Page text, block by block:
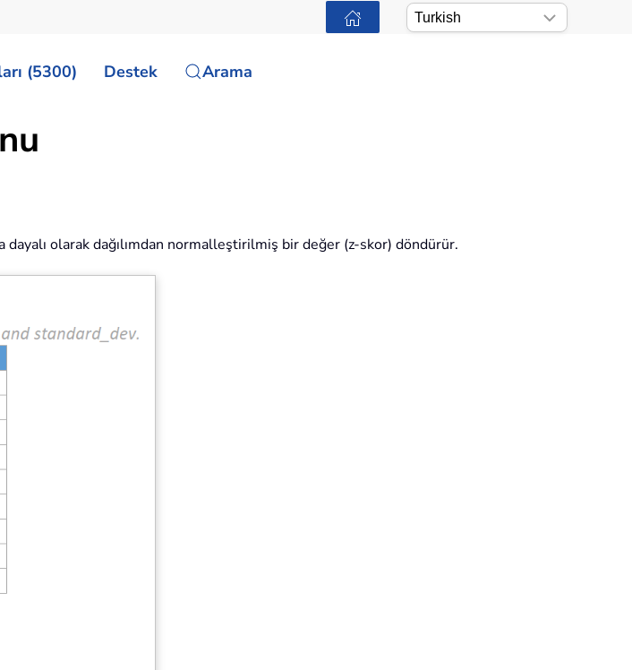
(5300) Destek Arama
olarak dağılımdan normalleştirilmiş bir değer (z-skor) döndürür.